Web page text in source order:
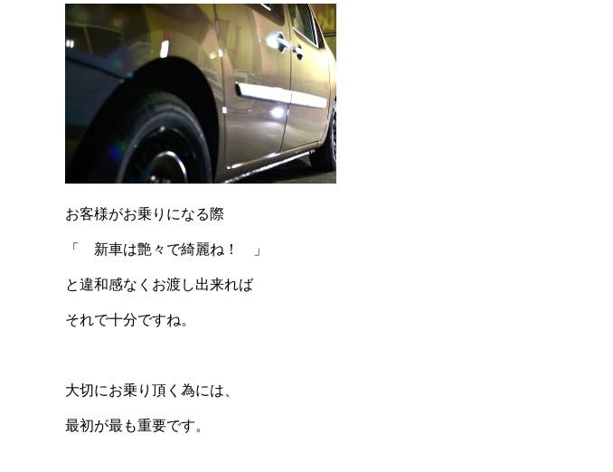
お客様がお乗りになる際
「 新車は艶々で綺麗ね！ 」
と違和感なくお渡し出来れば
それで十分ですね。
大切にお乗り頂く為には、
最初が最も重要です。